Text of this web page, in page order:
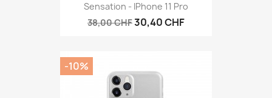
Sensation - IPhone 11 Pro
38,00 CHF30,40 CHF
-10%